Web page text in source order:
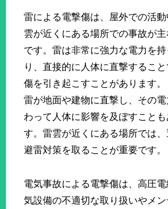
雷による電撃傷は、屋外での活
雲が近くにある場所での事故が主
です。雷は非常に強力な電力を持
り、直接的に人体に直撃するこ
傷を引き起こすことがあります。
雷が地面や建物に直撃し、その
わって人体に影響を及ぼすことも
す。雷雲が近くにある場所では、
避雷対策を取ることが重要です。
電気事故による電撃傷は、高圧電
気設備の不適切な取り扱いやメン